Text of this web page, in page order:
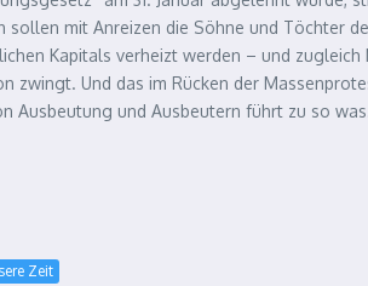
mit Anreizen die Söhne und Töchter
Kapitals verheizt werden – und
zwingt. Und das im Rücken der
Ausbeutung und Ausbeutern führt zu so
Zeit